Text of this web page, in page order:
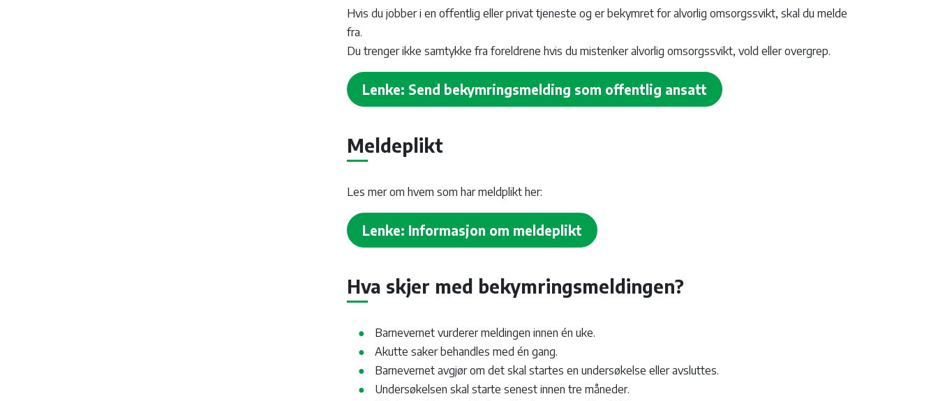
Hvis du jobber i en offentlig eller privat tjeneste og er bekymret for alvorlig omsorgssvikt, skal du melde
fra.
Du trenger ikke samtykke fra foreldrene hvis du mistenker alvorlig omsorgssvikt, vold eller overgrep.
Lenke: Send bekymringsmelding som offentlig ansatt
Meldeplikt
Les mer om hvem som har meldplikt her:
Lenke: Informasjon om meldeplikt
Hva skjer med bekymringsmeldingen?
Barnevernet vurderer meldingen innen én uke.
Akutte saker behandles med én gang.
Barnevernet avgjør om det skal startes en undersøkelse eller avsluttes.
Undersøkelsen skal starte senest innen tre måneder.